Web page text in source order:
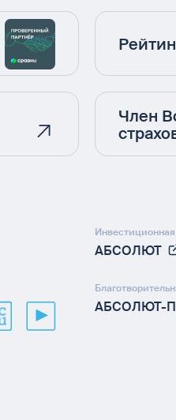
Член
Инвестиционная
АБСОЛЮТ
АБСОЛЮТ-